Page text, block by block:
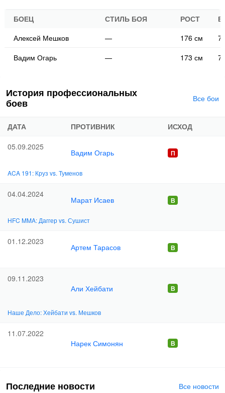
БОЕЦ СТИЛЬ БОЯ РОСТ
Алексей Мешков
— 176 см
Вадим Огарь
— 173 см
История профессиональных
боев
Все бои
ДАТА ПРОТИВНИК
ИСХОД
05.09.2025
Вадим Огарь
ACA 191: Круз vs. Туменов
04.04.2024
Марат Исаев
HFC MMA: Даггер vs. Сушист
01.12.2023
Артем Тарасов
09.11.2023
Али Хейбати
Наше Дело: Хейбати vs. Мешков
11.07.2022
Нарек Симонян
Последние новости Все новости